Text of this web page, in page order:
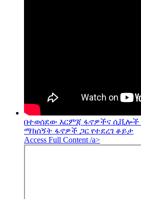
በተወሰደው እርምጃ ፋኖዎችና ሲቪሎች
ማክሰኝት ፋኖዎች ጋር የተደረገ ቆይታ
Access Full Content /a>